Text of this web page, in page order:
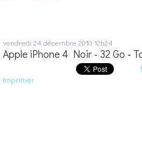
vendredi 24 décembre 2010 12h24
Apple iPhone 4 Noir - 32 Go -
Imprimer